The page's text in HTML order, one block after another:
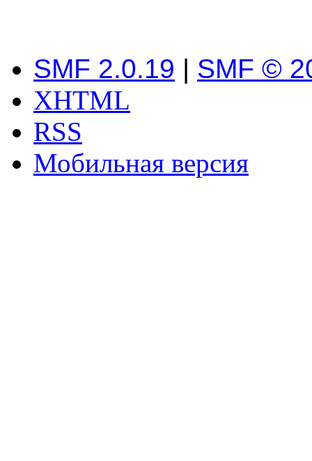
SMF 2.0.19 | SMF ©
XHTML
RSS
Мобильная версия